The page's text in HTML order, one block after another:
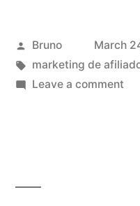
Posted
by
Bruno March
Tags:
marketing de
Leave a commenton